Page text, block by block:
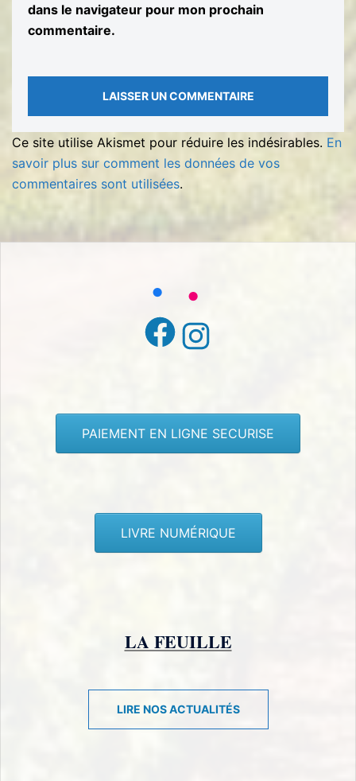
dans le navigateur pour mon prochain
commentaire.
Ce site utilise Akismet pour réduire les indésirables. En
savoir plus sur comment les données de vos
commentaires sont utilisées.
Facebook
Instagram
PAIEMENT EN LIGNE SECURISE
LIVRE NUMÉRIQUE
LA FEUILLE
LIRE NOS ACTUALITÉS